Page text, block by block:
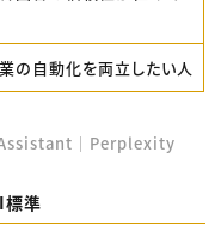
の自動化を両立したい人
｜Perplexity
準